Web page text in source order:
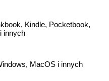
Kindle, Pocketbook,
innych
MacOS i innych